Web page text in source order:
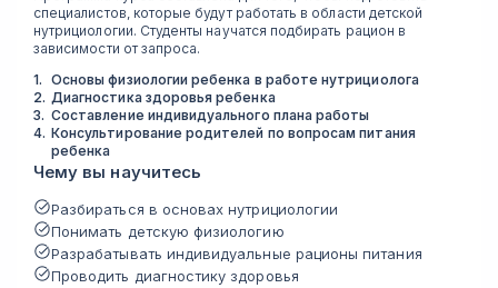
специалистов, которые будут работать в области детской
нутрициологии. Студенты научатся подбирать рацион в
зависимости от запроса.
1. Основы физиологии ребенка в работе нутрициолога
2. Диагностика здоровья ребенка
3. Составление индивидуального плана работы
4. Консультирование родителей по вопросам питания
ребенка
Чему вы научитесь
Разбираться в основах нутрициологии
Понимать детскую физиологию
Разрабатывать индивидуальные рационы питания
Проводить диагностику здоровья